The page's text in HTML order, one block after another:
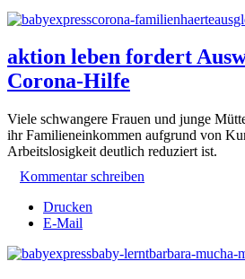
aktion leben fordert
Corona-Hilfe
Viele schwangere Frauen und junge
ihr Familieneinkommen aufgrund von
Arbeitslosigkeit deutlich reduziert ist.
Kommentar schreiben
Drucken
E-Mail